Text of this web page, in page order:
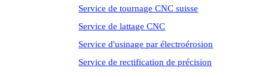
Service de tournage CNC suisse
Service de lattage CNC
Service d'usinage par électroérosion
Service de rectification de précision